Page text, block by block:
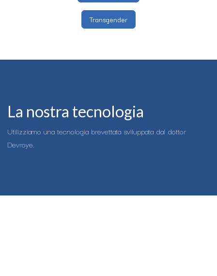
Transgender
La nostra tecnologia
Utilizziamo una tecnologia brevettata sviluppata dal dottor
Devroye.